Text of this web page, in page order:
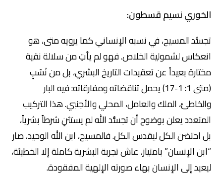
الخوري نسيم قسطون:
تجسُّد المسيح، في نسبه الإنساني كما يرويه متى، هو
انعكاس لشمولية الخلاص. فهو لم يأتِ من سلالة نقية
مختارة بعيداً عن تعقيدات التاريخ البشري، بل من نَسَبٍ
(متى 1: 1-17) يحمل تناقضاته ومفارقاته: فيه البار
والخاطئ، الملك والعامل، المحلي والأجنبي. هذا التركيب
المتعدد يعلن بوضوح أن تجسُّد الله لم يستثنِ شرطاً بشرياً،
بل احتضن الكل ليقدس الكل. فالمسيح، ابن الله الوحيد، صار
“ابن الإنسان” بامتياز، عاش تجربة البشرية كاملة إلا الخطيئة،
ليعيد إلى الإنسان بهاء صورته الإلهية المفقودة.